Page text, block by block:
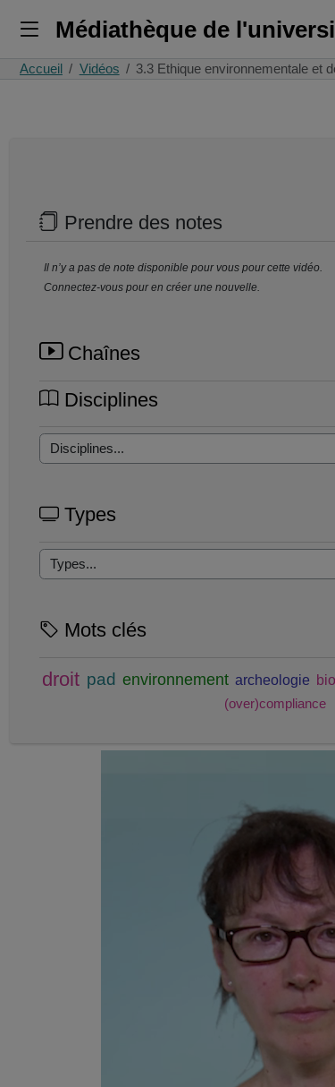
Médiathèque de
Accueil Vidéos 3.3 Ethique environnementale et
Prendre des notes
Il n’y a pas de note disponible pour vous pour cette vidéo.
Connectez-vous pour en créer une nouvelle.
Chaînes
Disciplines
Types
Mots clés
droit pad environnement archeologie
(over)compliance